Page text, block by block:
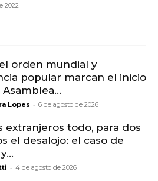
2022
orden mundial y
popular marcan el inicio
Lopes - 6 de agosto de 2026
extranjeros todo, para dos
el desalojo: el caso de
- 4 de agosto de 2026